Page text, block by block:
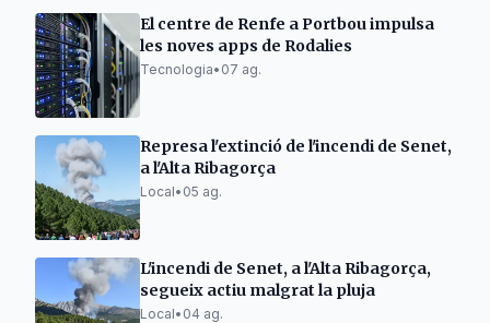
El centre de Renfe a Portbou impulsa
les noves apps de Rodalies
Tecnologia• 07 ag.
Represa l'extinció de l'incendi de Senet,
a l'Alta Ribagorça
Local• 05 ag.
L'incendi de Senet, a l'Alta Ribagorça,
segueix actiu malgrat la pluja
Local• 04 ag.